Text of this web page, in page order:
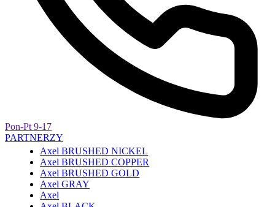
Pon-Pt 9-17
PARTNERZY
Axel BRUSHED NICKEL
Axel BRUSHED COPPER
Axel BRUSHED GOLD
Axel GRAY
Axel